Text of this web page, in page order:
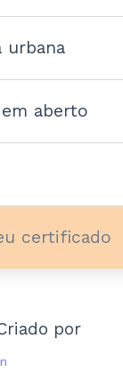
urbana
aberto
certificado
por